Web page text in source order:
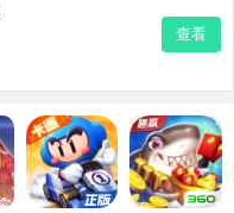
查看